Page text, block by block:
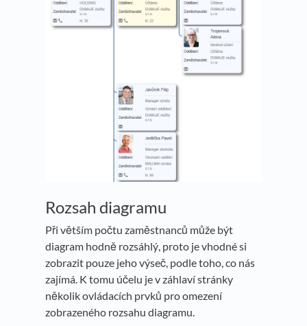
Rozsah diagramu
Při větším počtu zaměstnanců může být
diagram hodně rozsáhlý, proto je vhodné si
zobrazit pouze jeho výseč, podle toho, co nás
zajímá. K tomu účelu je v záhlaví stránky
několik ovládacích prvků pro omezení
zobrazeného rozsahu diagramu.